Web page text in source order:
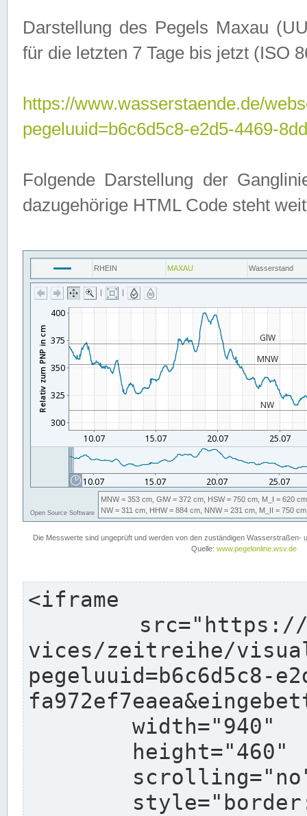
Darstellung des Pegels Maxau
für die letzten 7 Tage bis jetzt (ISO
https://www.wasserstaende.de/
pegeluuid=b6c6d5c8-e2d5-4469-
Folgende Darstellung der
dazugehörige HTML Code steht
<iframe
vices/zeitreihe/
pegeluuid=b6c6d5c8-